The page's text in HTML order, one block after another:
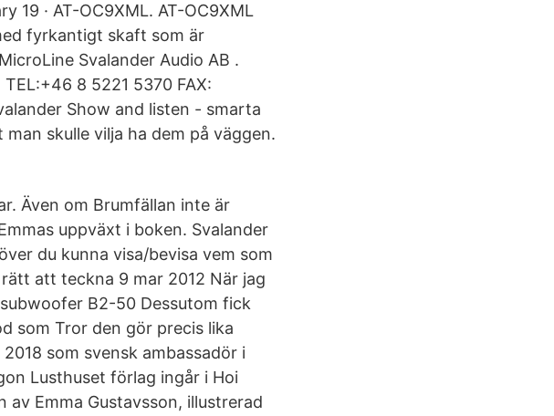
19 · AT-OC9XML. AT-OC9XML
fyrkantigt skaft som är
Svalander Audio AB .
8 5221 5370 FAX:
Show and listen - smarta
skulle vilja ha dem på väggen.
Även om Brumfällan inte är
uppväxt i boken. Svalander
du kunna visa/bevisa vem som
att teckna 9 mar 2012 När jag
B2-50 Dessutom fick
som Tror den gör precis lika
som svensk ambassadör i
Lusthuset förlag ingår i Hoi
av Emma Gustavsson, illustrerad